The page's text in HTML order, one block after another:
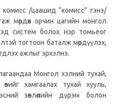
/цаашид “комисс” гэнэ/
мөрдөх орчин цагийн монгол
систем болох нэр томьёог
тогтоон баталж мөрдүүлэх,
ажлыг эрхэлнэ.
Монгол хэлний тухай,
хамгаалах тухай хууль,
зөвлөлийн дүрэм болон